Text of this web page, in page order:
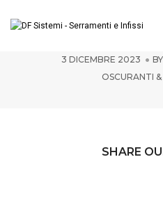
3 DICEMBRE 2023 BY
OSCURANTI
SHARE